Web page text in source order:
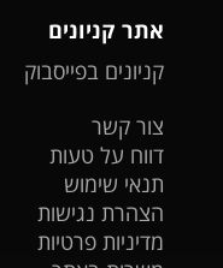
אתר קניונים
קניונים בפייסבוק
צור קשר
דווח על טעות
תנאי שימוש
הצהרת נגישות
מדיניות פרטיות